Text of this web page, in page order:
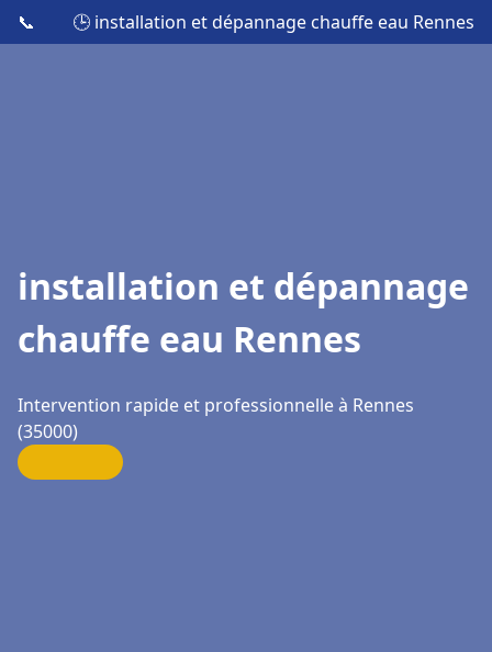
📞 🕒 installation et dépannage chauffe eau Rennes
installation et dépannage
chauffe eau Rennes
Intervention rapide et professionnelle à Rennes
(35000)